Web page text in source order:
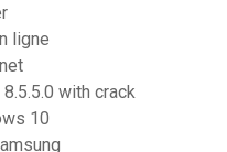
ligne
with crack
10